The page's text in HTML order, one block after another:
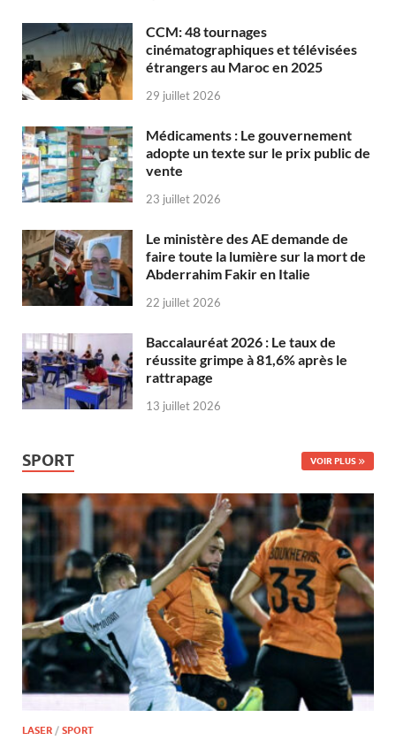
CCM: 48 tournages
cinématographiques et télévisées
étrangers au Maroc en 2025
29 juillet 2026
Médicaments : Le gouvernement
adopte un texte sur le prix public de
vente
23 juillet 2026
Le ministère des AE demande de
faire toute la lumière sur la mort de
Abderrahim Fakir en Italie
22 juillet 2026
Baccalauréat 2026 : Le taux de
réussite grimpe à 81,6% après le
rattrapage
13 juillet 2026
SPORT VOIR PLUS
LASER / SPORT